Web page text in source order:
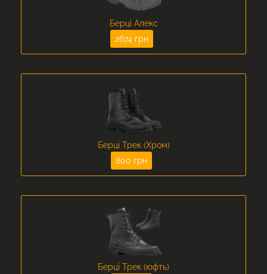
Берці Алекс
2674 грн
Берці Трек (Хром)
800 грн
Берці Трек (юфть)